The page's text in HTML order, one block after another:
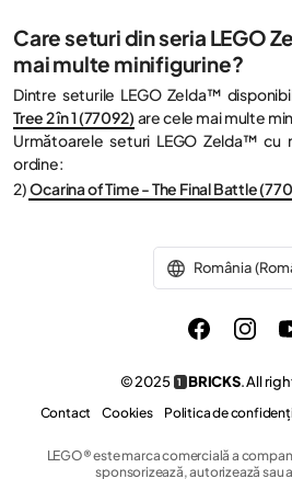
Care seturi din seria LEGO
mai multe minifigurine?
Dintre seturile LEGO Zelda™
Tree 2 în 1 (77092) are cele mai multe
Următoarele seturi LEGO Zelda™ cu
ordine:
2)Ocarina of Time - The Final Battle
România
© 2025 1 BRICKS. All
Contact Cookies Politica de
LEGO® este marca comercială a
sponsorizează, autorizează sau